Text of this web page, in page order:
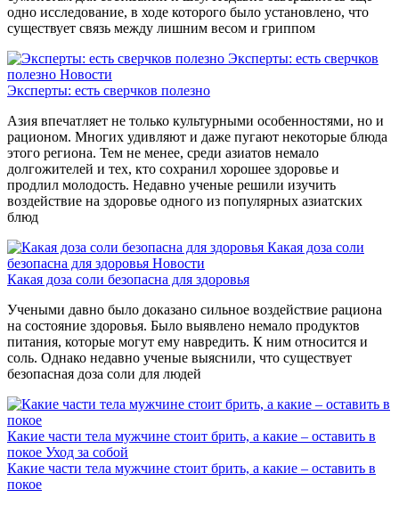
одно исследование, в ходе которого было установлено, что
существует связь между лишним весом и гриппом
Эксперты: есть сверчков
полезно Новости
Эксперты: есть сверчков полезно
Азия впечатляет не только культурными особенностями, но и
рационом. Многих удивляют и даже пугают некоторые блюда
этого региона. Тем не менее, среди азиатов немало
долгожителей и тех, кто сохранил хорошее здоровье и
продлил молодость. Недавно ученые решили изучить
воздействие на здоровье одного из популярных азиатских
блюд
Какая доза соли
безопасна для здоровья Новости
Какая доза соли безопасна для здоровья
Учеными давно было доказано сильное воздействие рациона
на состояние здоровья. Было выявлено немало продуктов
питания, которые могут ему навредить. К ним относится и
соль. Однако недавно ученые выяснили, что существует
безопасная доза соли для людей
Какие части тела мужчине стоит брить, а какие – оставить в
покое Уход за собой
Какие части тела мужчине стоит брить, а какие – оставить в
покое